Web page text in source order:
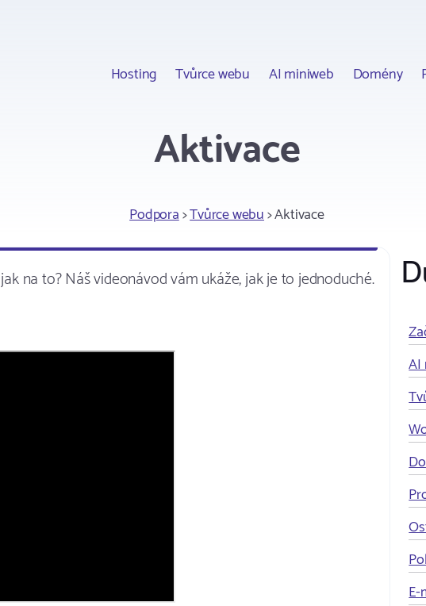
Hosting Tvůrce webu AI miniweb Domény
Aktivace
Podpora>Tvůrce webu> Aktivace
na to? Náš videonávod vám ukáže, jak je to jednoduché.
AI
E-